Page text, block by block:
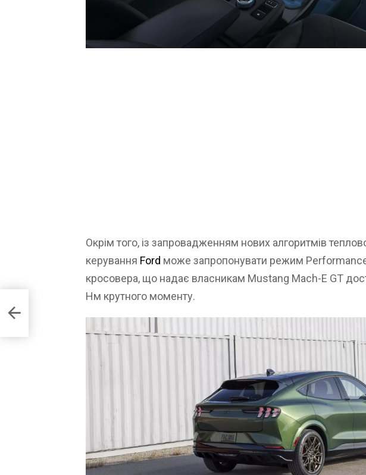
Окрім того, із запровадженням нових алгоритмів
керування Ford може запропонувати режим
кросовера, що надає власникам Mustang Mach-E GT
Нм крутного моменту.